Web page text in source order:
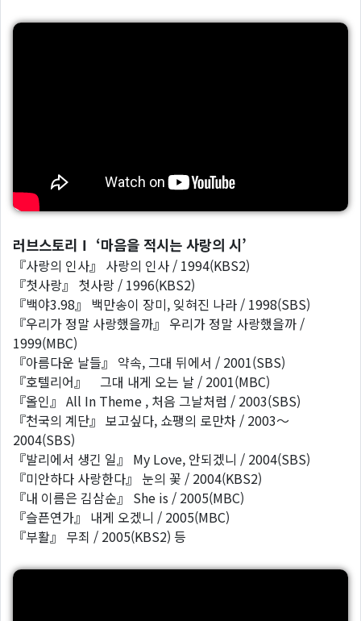
러브스토리Ⅰ ‘마음을 적시는 사랑의 시’
『사랑의 인사』 사랑의 인사 / 1994(KBS2)
『첫사랑』 첫사랑 / 1996(KBS2)
『백야3.98』 백만송이 장미, 잊혀진 나라 / 1998(SBS)
『우리가 정말 사랑했을까』 우리가 정말 사랑했을까 /
1999(MBC)
『아름다운 날들』 약속, 그대 뒤에서 / 2001(SBS)
『호텔리어』 그대 내게 오는 날 / 2001(MBC)
『올인』 All In Theme , 처음 그날처럼 / 2003(SBS)
『천국의 계단』 보고싶다, 쇼팽의 로만차 / 2003～
2004(SBS)
『발리에서 생긴 일』 My Love, 안되겠니 / 2004(SBS)
『미안하다 사랑한다』 눈의 꽃 / 2004(KBS2)
『내 이름은 김삼순』 She is / 2005(MBC)
『슬픈연가』 내게 오겠니 / 2005(MBC)
『부활』 무죄 / 2005(KBS2) 등